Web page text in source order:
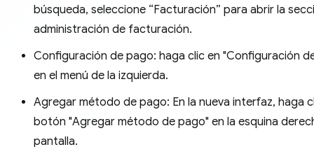
búsqueda, seleccione “Facturación” para abrir la
administración de facturación.
Configuración de pago: haga clic en "Configuración
en el menú de la izquierda.
Agregar método de pago: En la nueva interfaz, haga
botón "Agregar método de pago" en la esquina
pantalla.